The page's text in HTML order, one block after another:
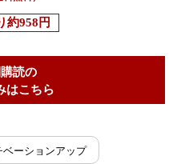
約958円
読の
はこちら
ベーションアップ